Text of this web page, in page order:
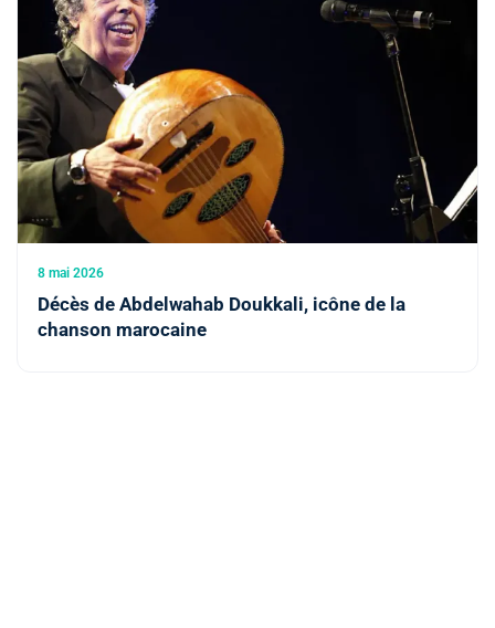
8 mai 2026
Décès de Abdelwahab Doukkali, icône de la
chanson marocaine